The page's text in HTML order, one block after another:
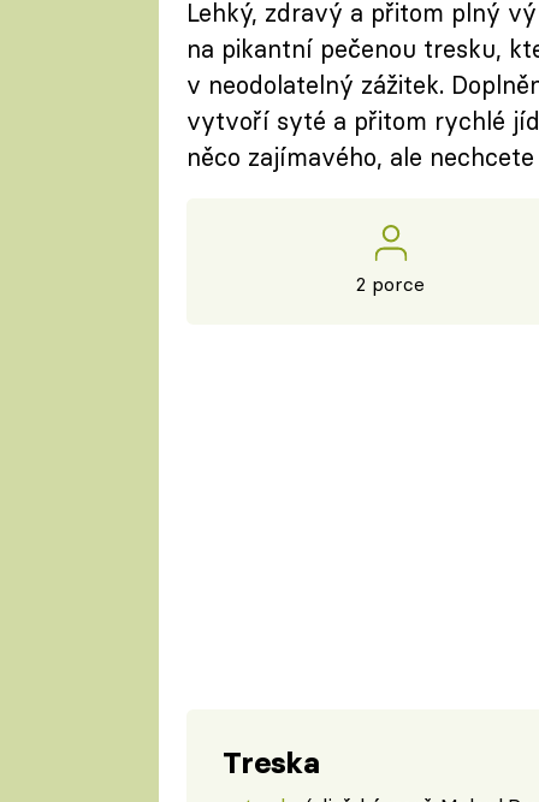
Lehký, zdravý a přitom plný
na pikantní pečenou tresku,
v neodolatelný zážitek.
vytvoří syté a přitom rychlé
něco zajímavého, ale
2 porce
Treska